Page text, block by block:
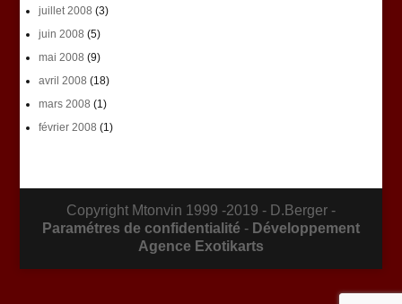
juillet 2008 (3)
juin 2008 (5)
mai 2008 (9)
avril 2008 (18)
mars 2008 (1)
février 2008 (1)
Copyright Mtonvin 1999 -2019 - D.Berger -
Paramétres de confidentialité - Développement
Agence Exotikarts